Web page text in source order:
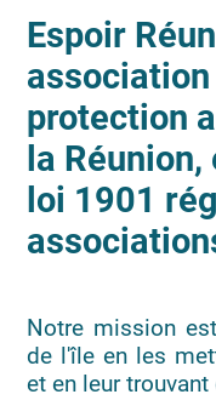
Espoir
protection
la
loi 1901
Notre mission
de l'île en les
et en leur